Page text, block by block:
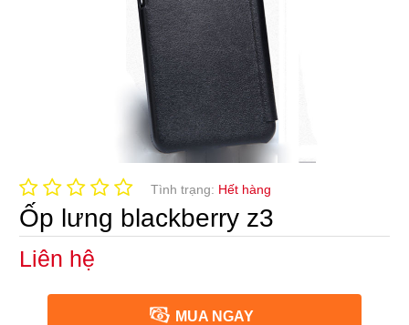
Tình trạng: Hết hàng
Ốp lưng blackberry z3
Liên hệ
MUA NGAY